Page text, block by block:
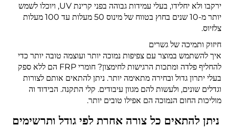
ירקבו ולא יחלידו, בעלי עמידות גבוהה בפני קרינת UV, ויוכלו לשמש
יותר מ-10 שנים בחוץ בטווח של מינוס 50 מעלות עד 100 מעלות
צלזיוס.
חיזוק ותמיכה של גשרים
איך להשתמש במוצר עם צפיפות נמוכה יותר ועוצמה טובה יותר כדי
להחליף פלדה ומתכות הרגישות לחימצון? חומרי FRP הם ללא ספק
בעלי יתרון גדול ובחירה מתאימה יותר. ניתן להתאים אותם לצורות
וגדלים שונים, ולעשות להם מגוון עיבודים. קלי התקנה. הבידוד וה
מוליכות החום הנמוכה הם אפילו טובים יותר.
ניתן להתאים כל צורה אחרת לפי גודל ותרשימים